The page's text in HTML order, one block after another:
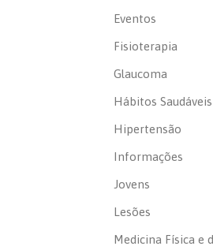
Eventos
Fisioterapia
Glaucoma
Hábitos Saudáveis
Hipertensão
Informações
Jovens
Lesões
Medicina Física e